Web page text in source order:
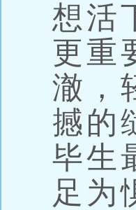
想活
更重
澈，
撼的
毕生
足为